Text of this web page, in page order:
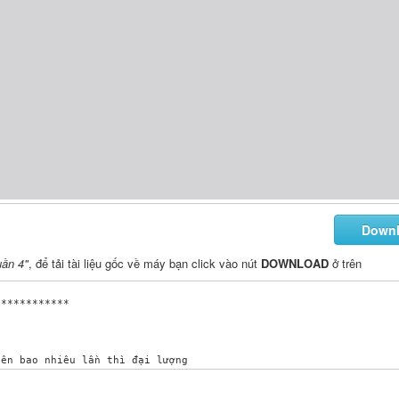
4", để tải tài liệu gốc về máy bạn click vào nút DOWNLOAD ở trên